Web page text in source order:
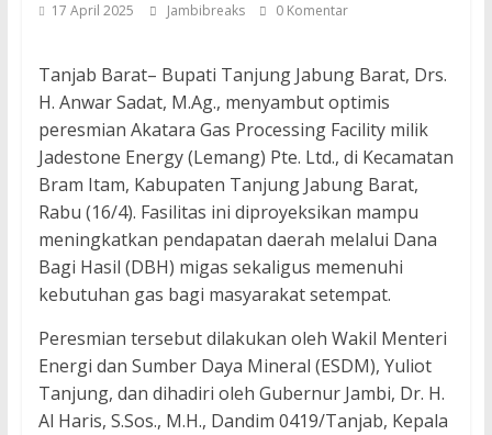
17 April 2025 Jambibreaks 0 Komentar
Tanjab Barat– Bupati Tanjung Jabung Barat, Drs.
H. Anwar Sadat, M.Ag., menyambut optimis
peresmian Akatara Gas Processing Facility milik
Jadestone Energy (Lemang) Pte. Ltd., di Kecamatan
Bram Itam, Kabupaten Tanjung Jabung Barat,
Rabu (16/4). Fasilitas ini diproyeksikan mampu
meningkatkan pendapatan daerah melalui Dana
Bagi Hasil (DBH) migas sekaligus memenuhi
kebutuhan gas bagi masyarakat setempat.
Peresmian tersebut dilakukan oleh Wakil Menteri
Energi dan Sumber Daya Mineral (ESDM), Yuliot
Tanjung, dan dihadiri oleh Gubernur Jambi, Dr. H.
Al Haris, S.Sos., M.H., Dandim 0419/Tanjab, Kepala